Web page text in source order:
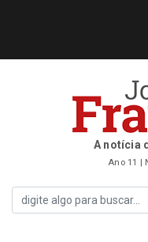
A notícia
Ano 11 |